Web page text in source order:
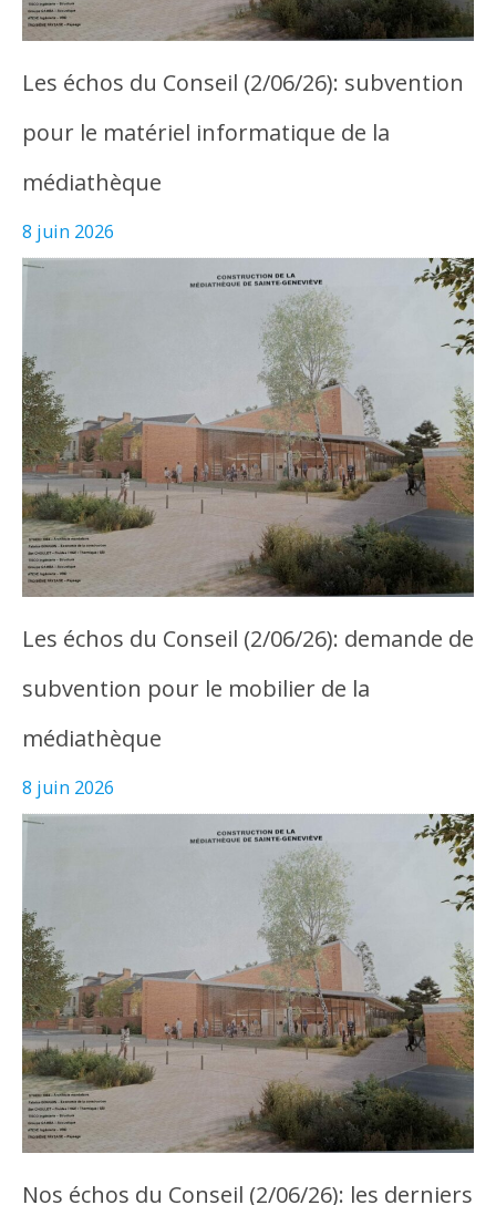
Les échos du Conseil (2/06/26): subvention
pour le matériel informatique de la
médiathèque
8 juin 2026
Les échos du Conseil (2/06/26): demande de
subvention pour le mobilier de la
médiathèque
8 juin 2026
Nos échos du Conseil (2/06/26): les derniers